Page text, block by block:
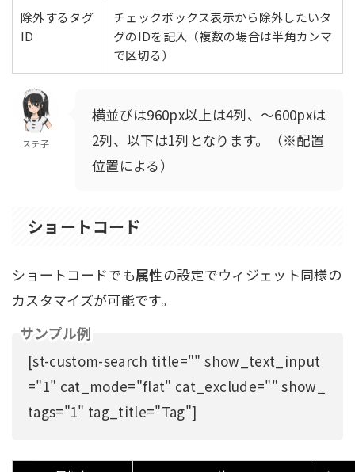
除外するタグ
ID
チェックボックス表示から除外したいタ
グのIDを記入（複数の場合は半角カンマ
で区切る）
ステ子
横並びは960px以上は4列、～600pxは
2列、以下は1列となります。（※配置
位置による）
ショートコード
ショートコードでも属性の設定でウィジェット同様の
カスタマイズが可能です。
サンプル例
[st-custom-search title="" show_text_input
="1" cat_mode="flat" cat_exclude="" show_
tags="1" tag_title="Tag"]